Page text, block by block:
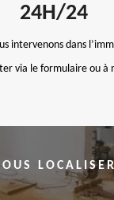
24H/24
intervenons dans
via le formulaire ou à